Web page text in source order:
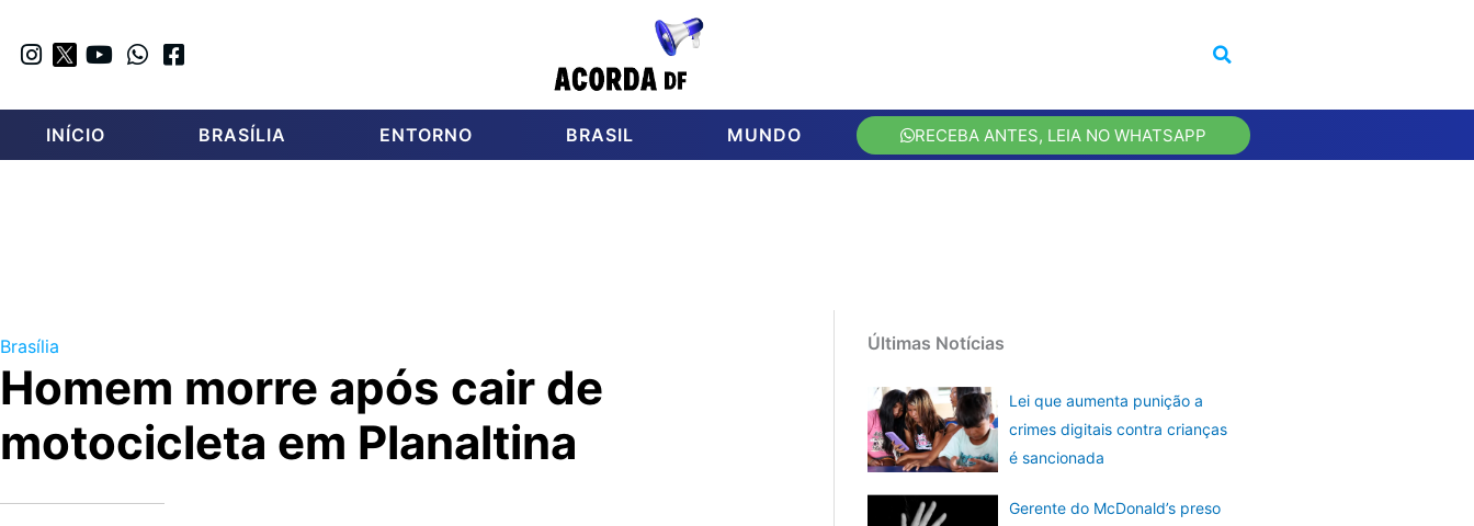
INÍCIO BRASÍLIA ENTORNO BRASIL MUNDO RECEBA ANTES, LEIA NO WHATSAPP
Brasília
Homem morre após cair de
motocicleta em Planaltina
Últimas Notícias
Lei que aumenta punição a
crimes digitais contra crianças
é sancionada
Gerente do McDonald’s preso